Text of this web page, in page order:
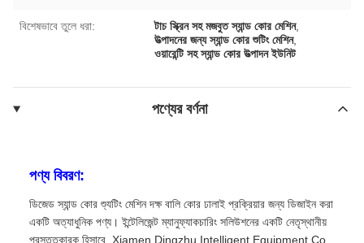
বিশেষভাবে তুলে ধরা: টাচ স্ক্রিন সহ মজবুত স্যান্ড কোর মেশিন,
উত্পাদনের জন্য স্যান্ড কোর শুটিং মেশিন,
ওয়ারেন্টি সহ স্যান্ড কোর উত্পাদন ইউনিট
পণ্যের বর্ণনা
পণ্য বিবরণ:
ডিজেড স্যান্ড কোর শ্যুটিং মেশিন দক্ষ বালি কোর ঢালাই প্রক্রিয়ার জন্য ডিজাইন করা
একটি অত্যাধুনিক পণ্য। ইন্টেলিজেন্ট ম্যানুফ্যাকচারিং সলিউশনের একটি নেতৃস্থানীয়
প্রস্তুতকারক হিসাবে, Xiamen Dingzhu Intelligent Equipment Co.,